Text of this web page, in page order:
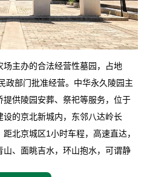
主办的合法经营性墓园，占地
政部门批准经营。中华永久陵园主
供陵园安葬、祭祀等服务，位于
的京北新城内，东邻八达岭长
北京城区1小时车程，高速直达，
、面眺吉水，环山抱水，可谓静